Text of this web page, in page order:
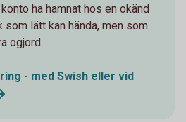
ha hamnat hos en okänd
som lätt kan hända, men som
ogjord.
- med Swish eller vid